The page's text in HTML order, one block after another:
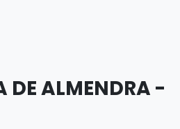
DE ALMENDRA -